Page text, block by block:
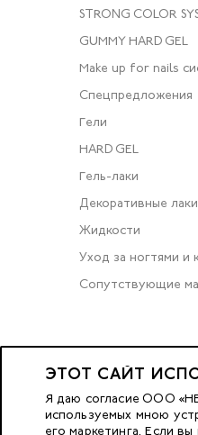
STRONG COLOR
GUMMY HARD GEL
Make up for nails
Спецпредложения
Гели
HARD GEL
Гель-лаки
Декоративные лаки
Жидкости
Уход за ногтями и
Сопутствующие
2023 © OOO
Все права
ЭТОТ САЙТ
Я даю согласие ООО
используемых мною
его маркетинга. Если